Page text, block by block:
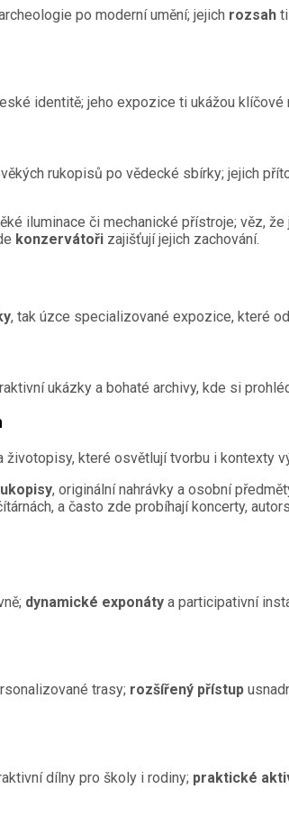
po moderní umění; jejich rozsah
identitě; jeho expozice ti ukážou
rukopisů po vědecké sbírky; jejich
iluminace či mechanické přístroje; věz, že
konzervátoři zajišťují jejich zachování.
, tak úzce specializované expozice, které
ukázky a bohaté archivy, kde si
životopisy, které osvětlují tvorbu i kontexty
, originální nahrávky a osobní
a často zde probíhají koncerty,
dynamické exponáty a participativní
trasy; rozšířený přístup
dílny pro školy i rodiny; praktické